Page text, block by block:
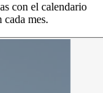
con el calendario
mes.